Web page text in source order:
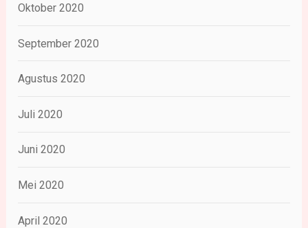
Oktober 2020
September 2020
Agustus 2020
Juli 2020
Juni 2020
Mei 2020
April 2020